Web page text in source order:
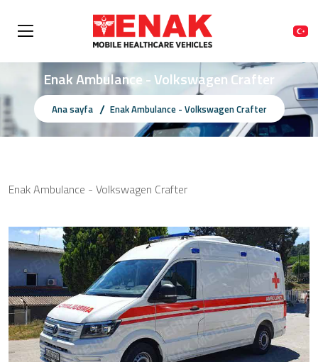
Enak Ambulance - Volkswagen Crafter
Ana sayfa Enak Ambulance - Volkswagen Crafter
Enak Ambulance - Volkswagen Crafter